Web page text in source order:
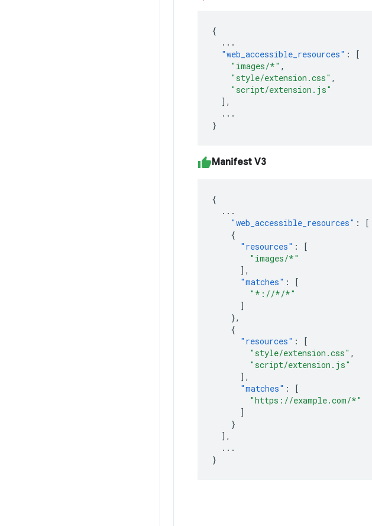
{
...
"web_accessible_resources" :
[
"images/*" ,
"style/extension.css" ,
"script/extension.js"
],
...
}
Manifest V3
{
...
"web_accessible_resources" :
[
{
"resources" :
[
"images/*"
],
"matches" :
[
"*://*/*"
]
},
{
"resources" :
[
"style/extension.css" ,
"script/extension.js"
],
"matches" :
[
"https://example.com/*"
]
}
],
...
}